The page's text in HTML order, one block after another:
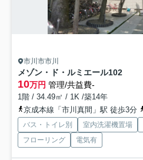
市川市市川
メゾン・ド・ルミエール102
10万円 管理/共益費-
1階 / 34.49㎡ / 1K /築14年
京成本線「市川真間」駅 徒歩3分
バス・トイレ別 室内洗濯機置場
フローリング
電気有